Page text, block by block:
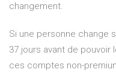
changement.
Si une personne change
37 jours avant de pouvoir
ces comptes non-